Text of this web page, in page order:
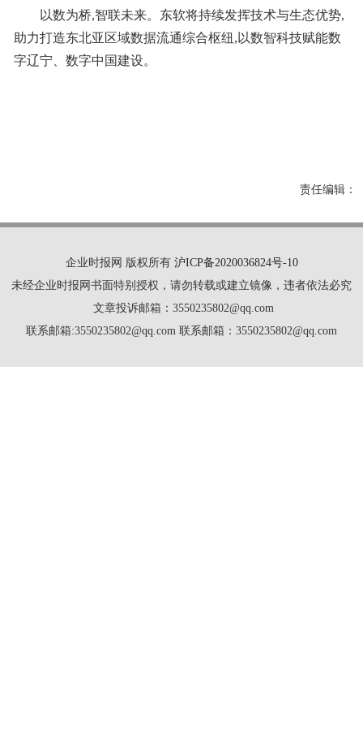
以数为桥,智联未来。东软将持续发挥技术与生态优势,
助力打造东北亚区域数据流通综合枢纽,以数智科技赋能数
字辽宁、数字中国建设。
责任编辑：
企业时报网 版权所有 沪ICP备2020036824号-10
未经企业时报网书面特别授权，请勿转载或建立镜像，违者依法必究
文章投诉邮箱：3550235802@qq.com
联系邮箱:3550235802@qq.com 联系邮箱：3550235802@qq.com